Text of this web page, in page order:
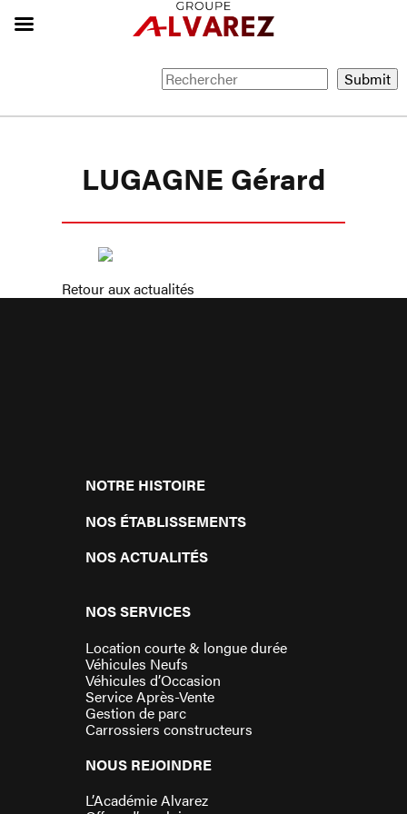
LUGAGNE Gérard
Retour aux actualités
NOTRE HISTOIRE
NOS ÉTABLISSEMENTS
NOS ACTUALITÉS
NOS SERVICES
Location courte & longue durée
Véhicules Neufs
Véhicules d’Occasion
Service Après-Vente
Gestion de parc
Carrossiers constructeurs
NOUS REJOINDRE
L’Académie Alvarez